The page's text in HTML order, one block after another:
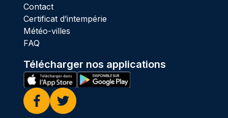
Contact
Certificat d’intempérie
Météo-villes
FAQ
Télécharger nos applications
Facebook
Twitter